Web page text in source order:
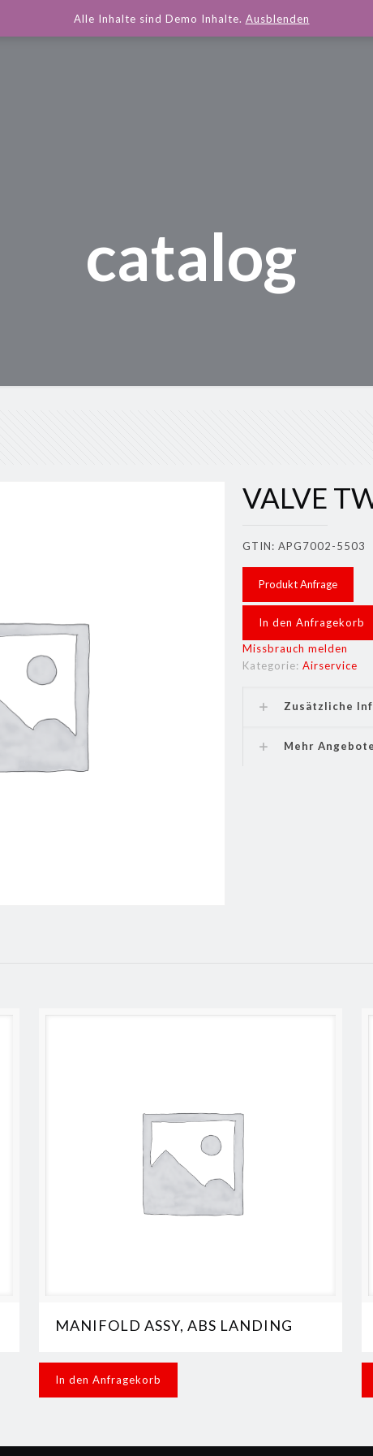
catalog
VALVE
GTIN: APG7002-5503
Produkt Anfrage
In den Anfragekorb
Missbrauch melden
Kategorie:Airservice
Zusätzliche
Mehr
MANIFOLD ASSY, ABS LANDING
In den Anfragekorb
Alle Inhalte sind Demo Inhalte. Ausblenden